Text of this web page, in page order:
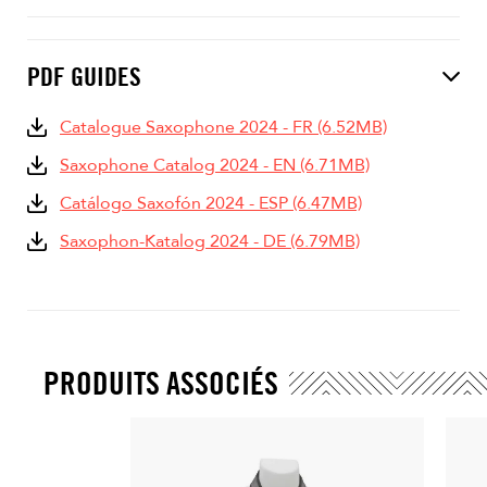
PDF GUIDES
Catalogue Saxophone 2024 - FR (6.52MB)
Saxophone Catalog 2024 - EN (6.71MB)
Catálogo Saxofón 2024 - ESP (6.47MB)
Saxophon-Katalog 2024 - DE (6.79MB)
PRODUITS ASSOCIÉS